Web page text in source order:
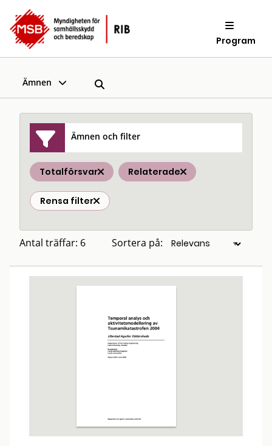
Program
Ämnen
Ämnen och filter
Totalförsvar Relaterade
Rensa filter
Antal träffar: 6 Sortera på: